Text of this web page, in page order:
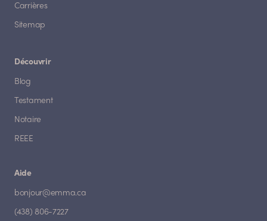
Carrières
Sitemap
Découvrir
Blog
Testament
Notaire
REEE
Aide
bonjour@emma.ca
(438) 806-7227